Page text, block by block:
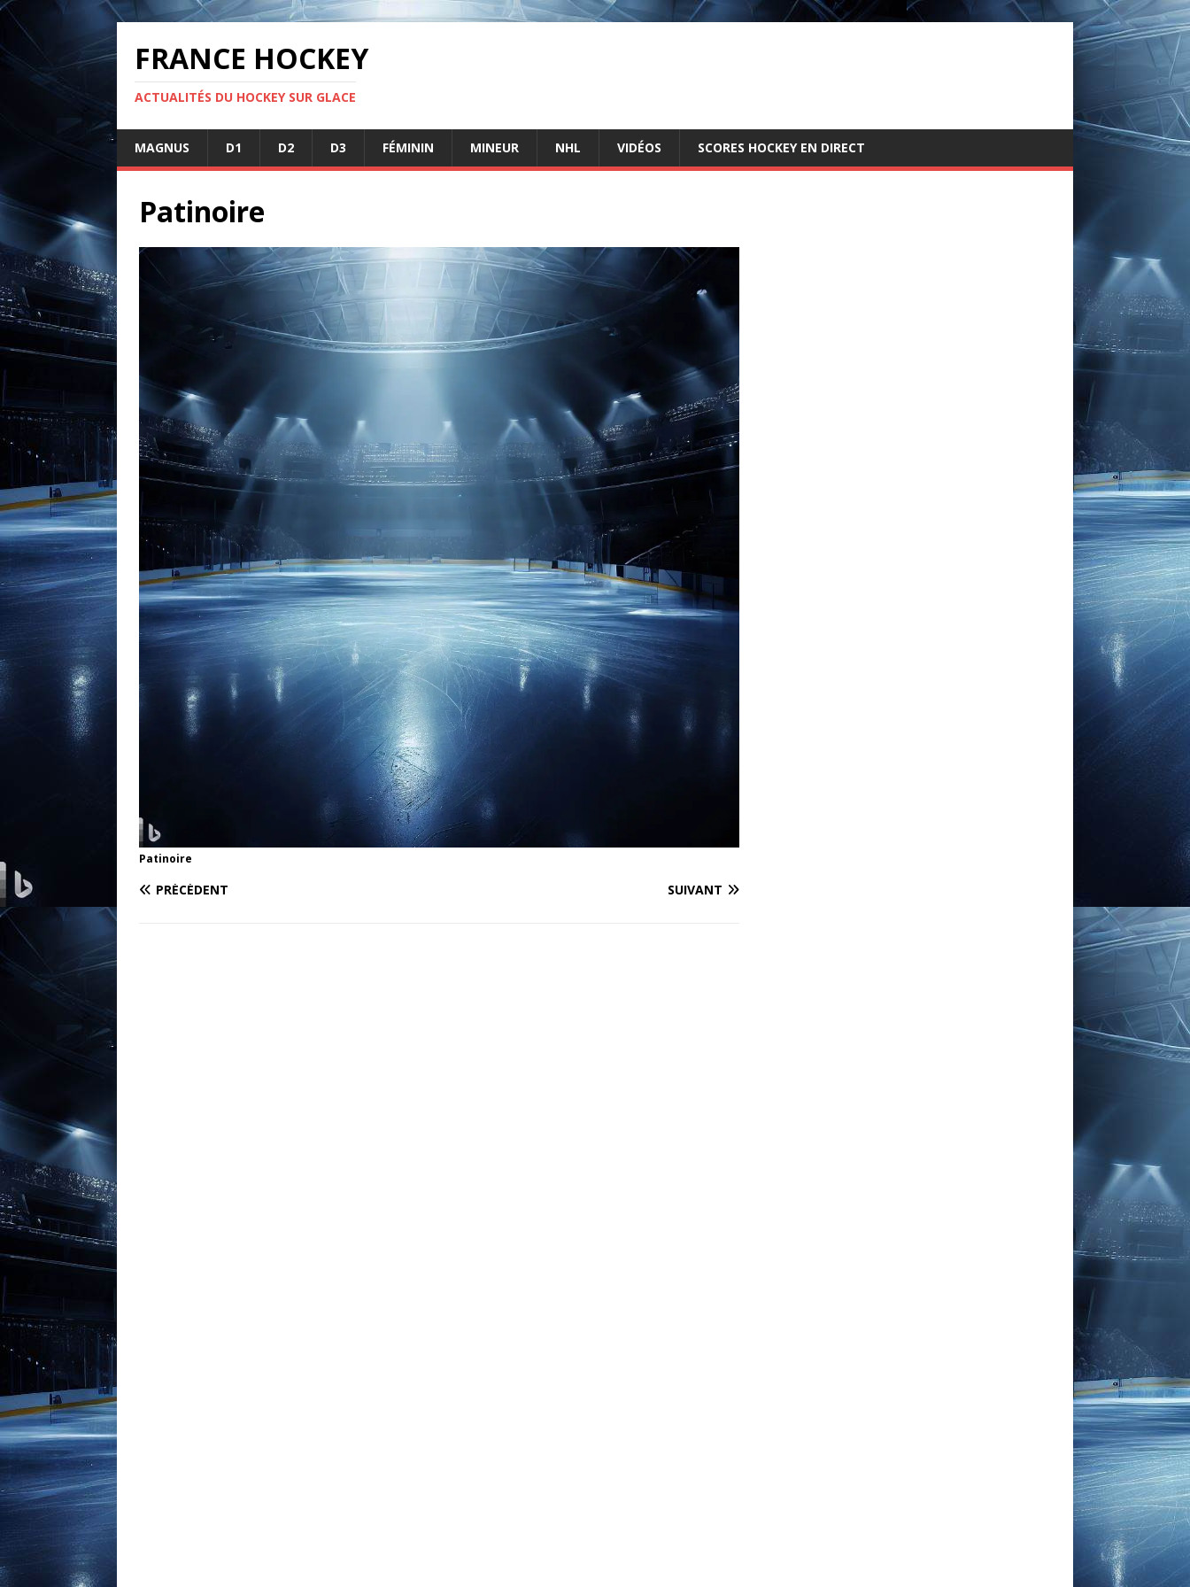
FRANCE HOCKEY
ACTUALITÉS DU HOCKEY SUR GLACE
MAGNUS D1 D2 D3 FÉMININ MINEUR NHL VIDÉOS SCORES HOCKEY EN DIRECT
Patinoire
Patinoire
PRÉCÉDENT SUIVANT